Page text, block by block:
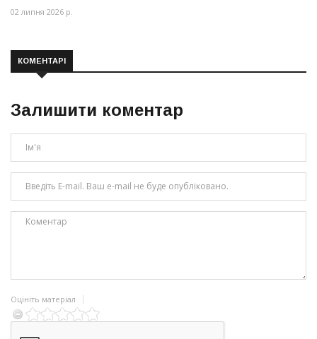
02 липня 2026 р.
КОМЕНТАРІ
Залишити коментар
Оцініть матеріал